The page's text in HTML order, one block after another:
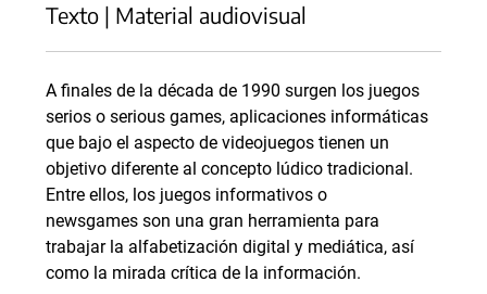
Texto | Material audiovisual
A finales de la década de 1990 surgen los juegos
serios o serious games, aplicaciones informáticas
que bajo el aspecto de videojuegos tienen un
objetivo diferente al concepto lúdico tradicional.
Entre ellos, los juegos informativos o
newsgames son una gran herramienta para
trabajar la alfabetización digital y mediática, así
como la mirada crítica de la información.